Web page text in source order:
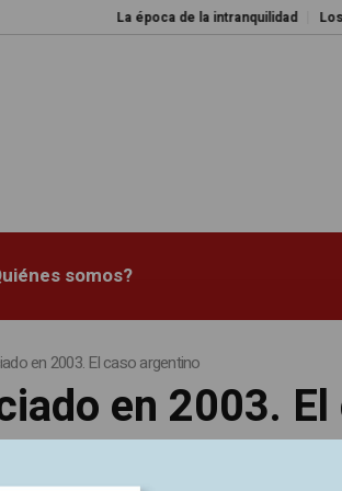
La época de la intranquilidad Los amos
somos?
en 2003. El caso argentino
en 2003.